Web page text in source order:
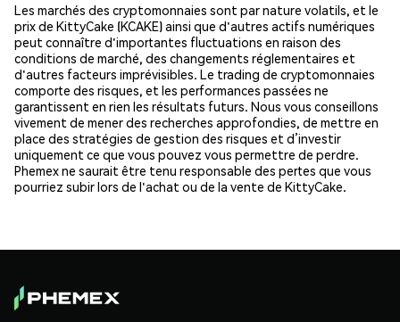
Les marchés des cryptomonnaies sont par nature volatils, et le
prix de KittyCake (KCAKE) ainsi que d'autres actifs numériques
peut connaître d'importantes fluctuations en raison des
conditions de marché, des changements réglementaires et
d'autres facteurs imprévisibles. Le trading de cryptomonnaies
comporte des risques, et les performances passées ne
garantissent en rien les résultats futurs. Nous vous conseillons
vivement de mener des recherches approfondies, de mettre en
place des stratégies de gestion des risques et d’investir
uniquement ce que vous pouvez vous permettre de perdre.
Phemex ne saurait être tenu responsable des pertes que vous
pourriez subir lors de l'achat ou de la vente de KittyCake.